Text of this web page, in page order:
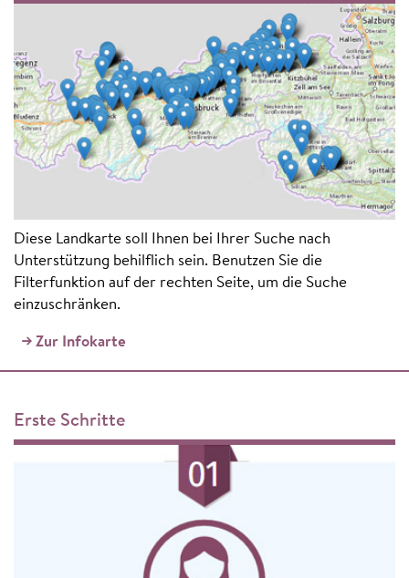
Diese Landkarte soll Ihnen bei Ihrer Suche nach
Unterstützung behilflich sein. Benutzen Sie die
Filterfunktion auf der rechten Seite, um die Suche
einzuschränken.
Zur Infokarte
Erste Schritte